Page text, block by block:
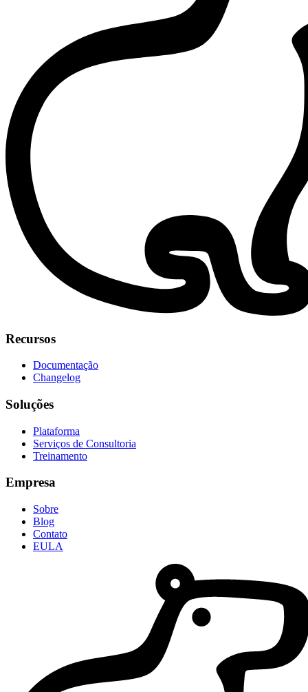
Recursos
Documentação
Changelog
Soluções
Plataforma
Serviços de Consultoria
Treinamento
Empresa
Sobre
Blog
Contato
EULA